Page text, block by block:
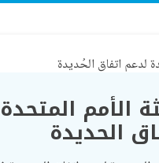
لدعم اتفاق الحُديدة
الأمم المتحدة
الحديدة